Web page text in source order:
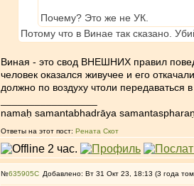
Почему? Это же не УК.
Потому что в Винае так сказано.
Виная - это свод ВНЕШНИХ правил
человек оказался живучее и его
должно по воздуху чтоли
namaḥ samantabhadrāya
Ответы на этот пост: Рената Скот
№635905 Добавлено: Вт 31 Окт 23, 18:13 (3 года